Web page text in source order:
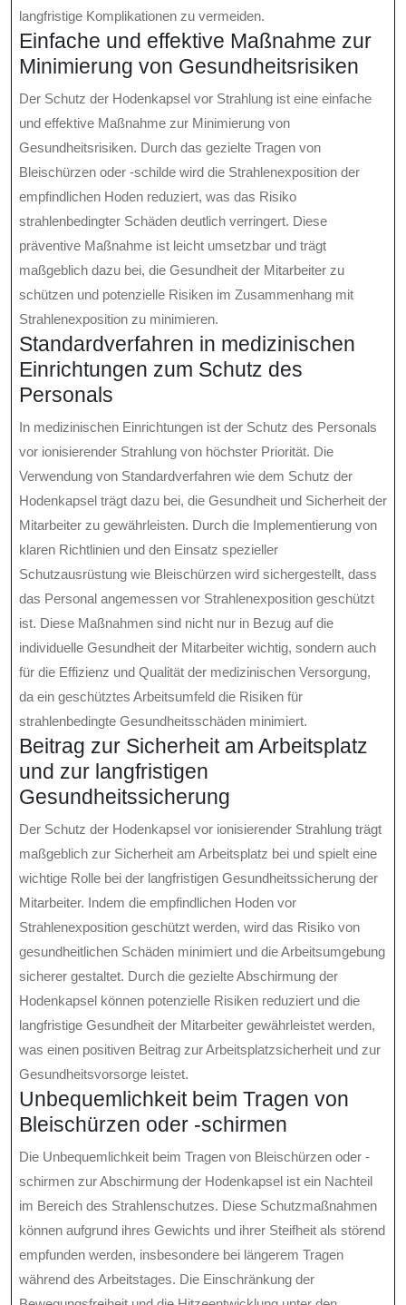
langfristige Komplikationen zu vermeiden.
Einfache und effektive Maßnahme zur
Minimierung von Gesundheitsrisiken
Der Schutz der Hodenkapsel vor Strahlung ist eine einfache
und effektive Maßnahme zur Minimierung von
Gesundheitsrisiken. Durch das gezielte Tragen von
Bleischürzen oder -schilde wird die Strahlenexposition der
empfindlichen Hoden reduziert, was das Risiko
strahlenbedingter Schäden deutlich verringert. Diese
präventive Maßnahme ist leicht umsetzbar und trägt
maßgeblich dazu bei, die Gesundheit der Mitarbeiter zu
schützen und potenzielle Risiken im Zusammenhang mit
Strahlenexposition zu minimieren.
Standardverfahren in medizinischen
Einrichtungen zum Schutz des
Personals
In medizinischen Einrichtungen ist der Schutz des Personals
vor ionisierender Strahlung von höchster Priorität. Die
Verwendung von Standardverfahren wie dem Schutz der
Hodenkapsel trägt dazu bei, die Gesundheit und Sicherheit der
Mitarbeiter zu gewährleisten. Durch die Implementierung von
klaren Richtlinien und den Einsatz spezieller
Schutzausrüstung wie Bleischürzen wird sichergestellt, dass
das Personal angemessen vor Strahlenexposition geschützt
ist. Diese Maßnahmen sind nicht nur in Bezug auf die
individuelle Gesundheit der Mitarbeiter wichtig, sondern auch
für die Effizienz und Qualität der medizinischen Versorgung,
da ein geschütztes Arbeitsumfeld die Risiken für
strahlenbedingte Gesundheitsschäden minimiert.
Beitrag zur Sicherheit am Arbeitsplatz
und zur langfristigen
Gesundheitssicherung
Der Schutz der Hodenkapsel vor ionisierender Strahlung trägt
maßgeblich zur Sicherheit am Arbeitsplatz bei und spielt eine
wichtige Rolle bei der langfristigen Gesundheitssicherung der
Mitarbeiter. Indem die empfindlichen Hoden vor
Strahlenexposition geschützt werden, wird das Risiko von
gesundheitlichen Schäden minimiert und die Arbeitsumgebung
sicherer gestaltet. Durch die gezielte Abschirmung der
Hodenkapsel können potenzielle Risiken reduziert und die
langfristige Gesundheit der Mitarbeiter gewährleistet werden,
was einen positiven Beitrag zur Arbeitsplatzsicherheit und zur
Gesundheitsvorsorge leistet.
Unbequemlichkeit beim Tragen von
Bleischürzen oder -schirmen
Die Unbequemlichkeit beim Tragen von Bleischürzen oder -
schirmen zur Abschirmung der Hodenkapsel ist ein Nachteil
im Bereich des Strahlenschutzes. Diese Schutzmaßnahmen
können aufgrund ihres Gewichts und ihrer Steifheit als störend
empfunden werden, insbesondere bei längerem Tragen
während des Arbeitstages. Die Einschränkung der